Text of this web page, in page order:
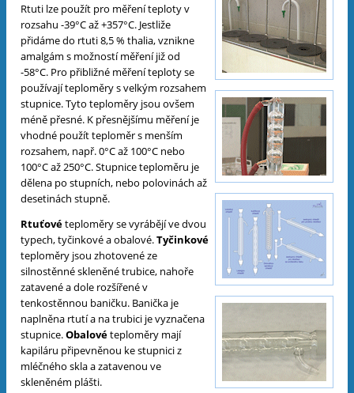
Rtuti lze použít pro měření teploty v
rozsahu -39°C až +357°C. Jestliže
přidáme do rtuti 8,5 % thalia, vznikne
amalgám s možností měření již od
-58°C. Pro přibližné měření teploty se
používají teploměry s velkým rozsahem
stupnice. Tyto teploměry jsou ovšem
méně přesné. K přesnějšímu měření je
vhodné použít teploměr s menším
rozsahem, např. 0°C až 100°C nebo
100°C až 250°C. Stupnice teploměru je
dělena po stupních, nebo polovinách až
desetinách stupně.
Rtuťovéteploměry se vyrábějí ve dvou
typech, tyčinkové a obalové.Tyčinkové
teploměry jsou zhotovené ze
silnostěnné skleněné trubice, nahoře
zatavené a dole rozšířené v
tenkostěnnou baničku. Banička je
naplněna rtutí a na trubici je vyznačena
stupnice.Obalovéteploměry mají
kapiláru připevněnou ke stupnici z
mléčného skla a zatavenou ve
skleněném plášti.